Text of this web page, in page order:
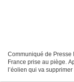
Communiqué de Presse
France prise au piège.
l’éolien qui va